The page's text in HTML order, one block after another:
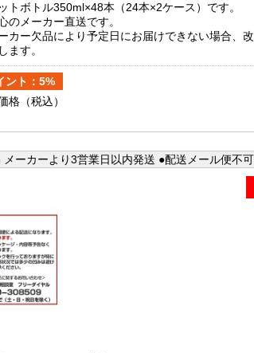
トボトル350ml×48本（24本×2ケース）です。
のメーカー直送です。
カー欠品により予定日にお届けできない場合、
ます。
ント：5%
格 （税込）
ーカーより3営業日以内発送 ●配送メール便不